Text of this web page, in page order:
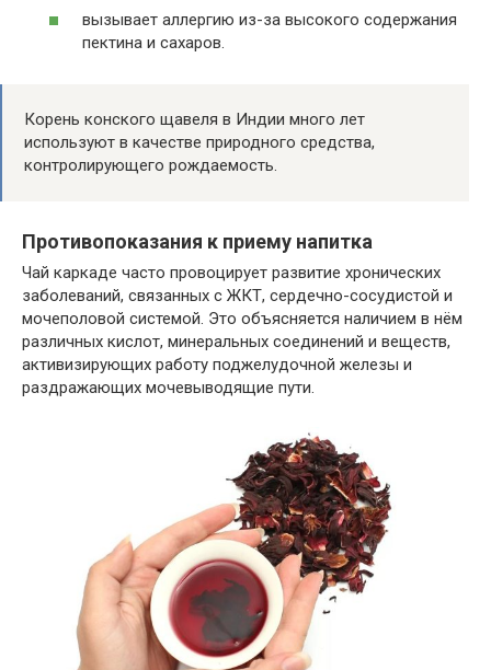
вызывает аллергию из-за высокого содержания
пектина и сахаров.
Корень конского щавеля в Индии много лет
используют в качестве природного средства,
контролирующего рождаемость.
Противопоказания к приему напитка
Чай каркаде часто провоцирует развитие хронических
заболеваний, связанных с ЖКТ, сердечно-сосудистой и
мочеполовой системой. Это объясняется наличием в нём
различных кислот, минеральных соединений и веществ,
активизирующих работу поджелудочной железы и
раздражающих мочевыводящие пути.